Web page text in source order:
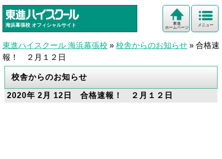
海浜幕張校 オフィシャルサイト メニュー
東進
ホームページ
東進ハイスクール 海浜幕張校 » 校舎からのお知らせ » 合格速
報！ ２月１２日
校舎からのお知らせ
2020年 2月 12日 合格速報！ ２月１２日